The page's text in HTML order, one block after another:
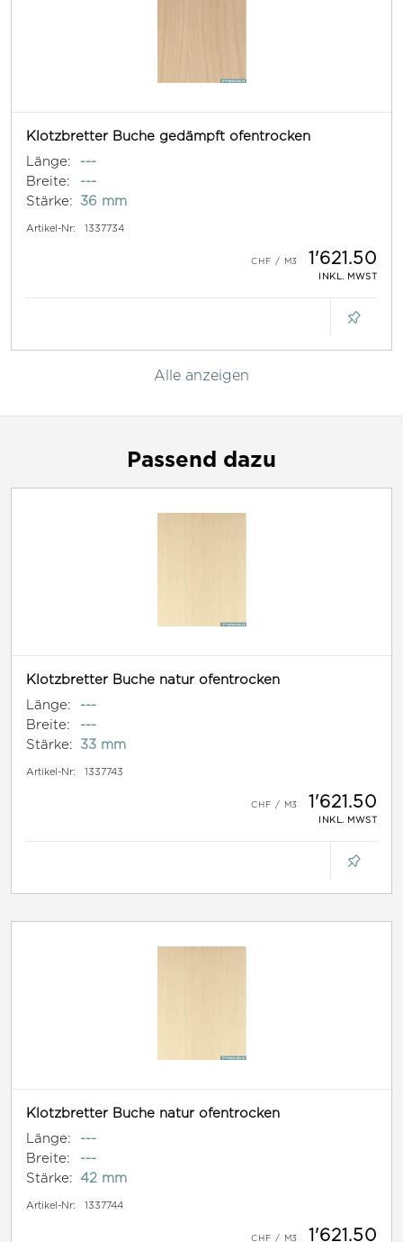
Klotzbretter Buche gedämpft ofentrocken
Länge:
---
Breite:
---
Stärke:
36 mm
Artikel-Nr: 1337734
1'621.50
INKL. MWST
Alle anzeigen
Passend dazu
Klotzbretter Buche natur ofentrocken
Länge:
---
Breite:
---
Stärke:
33 mm
Artikel-Nr: 1337743
1'621.50
INKL. MWST
Klotzbretter Buche natur ofentrocken
Länge:
---
Breite:
---
Stärke:
42 mm
Artikel-Nr: 1337744
1'621.50